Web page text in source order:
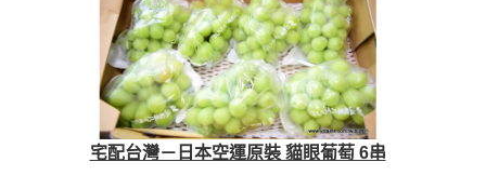
宅配台灣－日本空運原裝 貓眼葡萄 6串